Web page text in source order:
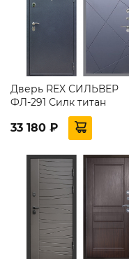
Дверь REX СИЛЬВЕР
ФЛ-291 Силк титан
33 180 ₽